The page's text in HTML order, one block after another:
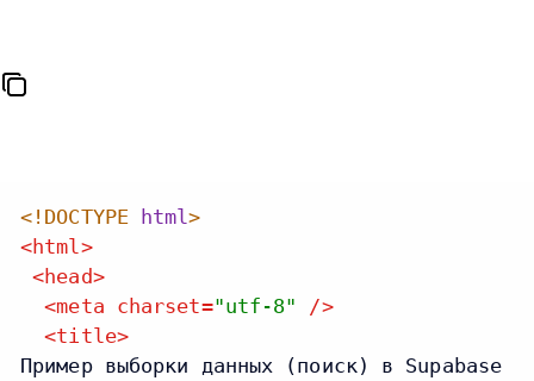
<!DOCTYPE html>
<html >
<head>
<meta charset="utf-8"
/>
<title>
Пример выборки данных (поиск) в Supabase